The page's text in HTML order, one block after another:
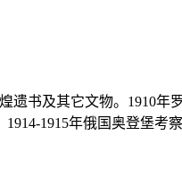
书及其它文物。1910年
1915年俄国奥登堡考